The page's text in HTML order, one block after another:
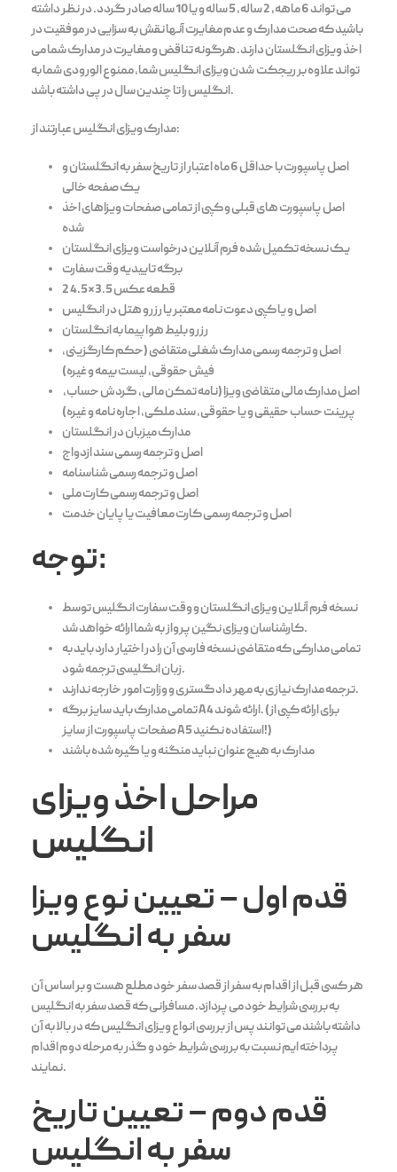
می تواند 6 ماهه، 2 ساله، 5 ساله و یا 10 ساله صادر گردد. در نظر داشته
باشید که صحت مدارک و عدم مغایرت آنها نقش به سزایی در موفقیت در
اخذ ویزای انگلستان دارند. هرگونه تناقض و مغایرت در مدارک شما می
تواند علاوه بر ریجکت شدن ویزای انگلیس شما، ممنوع الورودی شما به
انگلیس را تا چندین سال در پی داشته باشد.
مدارک ویزای انگلیس عبارتند از:
اصل پاسپورت با حداقل 6 ماه اعتبار از تاریخ سفر به انگلستان و
یک صفحه خالی
اصل پاسپورت های قبلی و کپی از تمامی صفحات ویزاهای اخذ
شده
یک نسخه تکمیل شده فرم آنلاین درخواست ویزای انگلستان
برگه تاییدیه وقت سفارت
2 قطعه عکس 3.5*4.5
اصل و یا کپی دعوت نامه معتبر یا رزرو هتل در انگلیس
رزرو بلیط هواپیما به انگلستان
اصل و ترجمه رسمی مدارک شغلی متقاضی (حکم کارگزینی،
فیش حقوقی، لیست بیمه و غیره)
اصل مدارک مالی متقاضی ویزا (نامه تمکن مالی، گردش حساب،
پرینت حساب حقیقی و یا حقوقی، سند ملکی، اجاره نامه و غیره)
مدارک میزبان در انگلستان
اصل و ترجمه رسمی سند ازدواج
اصل و ترجمه رسمی شناسنامه
اصل و ترجمه رسمی کارت ملی
اصل و ترجمه رسمی کارت معافیت یا پایان خدمت
توجه:
نسخه فرم آنلاین ویزای انگلستان و وقت سفارت انگلیس توسط
کارشناسان ویزای نگین پرواز به شما ارائه خواهد شد.
تمامی مدارکی که متقاضی نسخه فارسی آن را در اختیار دارد باید به
زبان انگلیسی ترجمه شود.
ترجمه مدارک نیازی به مهر دادگستری و وزارت امور خارجه ندارند.
تمامی مدارک باید سایز برگه A4 ارائه شوند. (برای ارائه کپی از
صفحات پاسپورت از سایز A5 استفاده نکنید!)
مدارک به هیچ عنوان نباید منگنه و یا گیره شده باشند
مراحل اخذ ویزای
انگلیس
قدم اول–تعیین نوع ویزا
سفر به انگلیس
هر کسی قبل از اقدام به سفر از قصد سفر خود مطلع هست و بر اساس آن
به بررسی شرایط خود می پردازد. مسافرانی که قصد سفر به انگلیس
داشته باشند می توانند پس از بررسی انواع ویزای انگلیس که در بالا به آن
پرداخته ایم نسبت به بررسی شرایط خود و گذر به مرحله دوم اقدام
نمایند.
قدم دوم–تعیین تاریخ
سفر به انگلیس